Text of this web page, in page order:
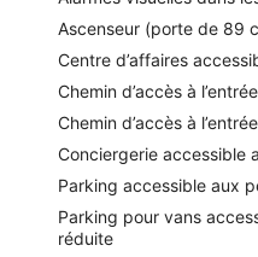
Ascenseur (porte de 89
Centre d’affaires
Chemin d’accès à
Chemin d’accès à
Conciergerie accessible
Parking accessible aux
Parking pour vans
réduite